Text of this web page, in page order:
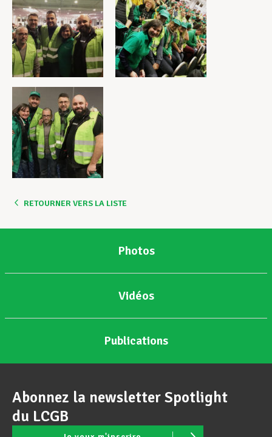
RETOURNER VERS LA LISTE
Photos
Vidéos
Publications
Abonnez la newsletter Spotlight
du LCGB